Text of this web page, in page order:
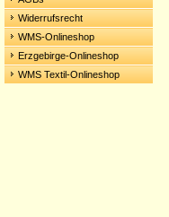
Widerrufsrecht
WMS-Onlineshop
Erzgebirge-Onlineshop
WMS Textil-Onlineshop